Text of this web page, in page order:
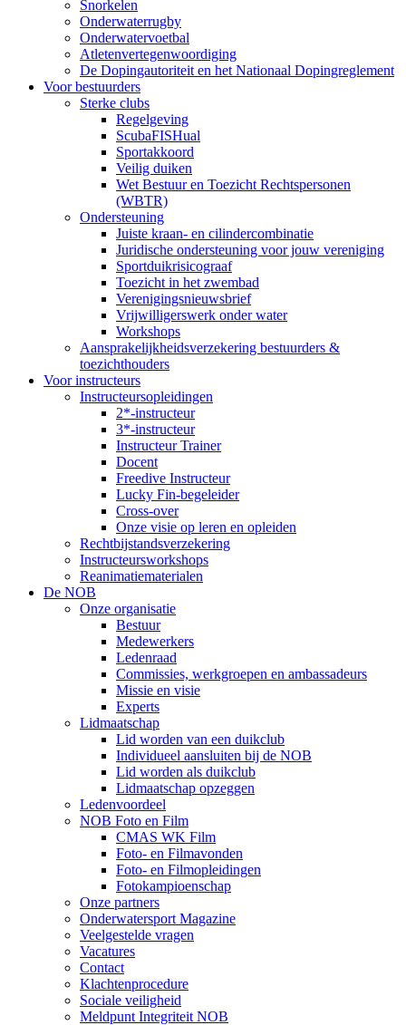
Snorkelen
Onderwaterrugby
Onderwatervoetbal
Atletenvertegenwoordiging
De Dopingautoriteit en het Nationaal Dopingreglement
Voor bestuurders
Sterke clubs
Regelgeving
ScubaFISHual
Sportakkoord
Veilig duiken
Wet Bestuur en Toezicht Rechtspersonen
(WBTR)
Ondersteuning
Juiste kraan- en cilindercombinatie
Juridische ondersteuning voor jouw vereniging
Sportduikrisicograaf
Toezicht in het zwembad
Verenigingsnieuwsbrief
Vrijwilligerswerk onder water
Workshops
Aansprakelijkheidsverzekering bestuurders &
toezichthouders
Voor instructeurs
Instructeursopleidingen
2*-instructeur
3*-instructeur
Instructeur Trainer
Docent
Freedive Instructeur
Lucky Fin-begeleider
Cross-over
Onze visie op leren en opleiden
Rechtbijstandsverzekering
Instructeursworkshops
Reanimatiematerialen
De NOB
Onze organisatie
Bestuur
Medewerkers
Ledenraad
Commissies, werkgroepen en ambassadeurs
Missie en visie
Experts
Lidmaatschap
Lid worden van een duikclub
Individueel aansluiten bij de NOB
Lid worden als duikclub
Lidmaatschap opzeggen
Ledenvoordeel
NOB Foto en Film
CMAS WK Film
Foto- en Filmavonden
Foto- en Filmopleidingen
Fotokampioenschap
Onze partners
Onderwatersport Magazine
Veelgestelde vragen
Vacatures
Contact
Klachtenprocedure
Sociale veiligheid
Meldpunt Integriteit NOB